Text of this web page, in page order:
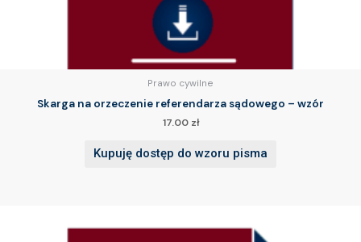
Prawo cywilne
Skarga na orzeczenie referendarza sądowego – wzór
17.00 zł
Kupuję dostęp do wzoru pisma